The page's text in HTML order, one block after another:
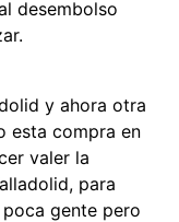
desembolso
y ahora otra
esta compra en
valer la
para
gente pero